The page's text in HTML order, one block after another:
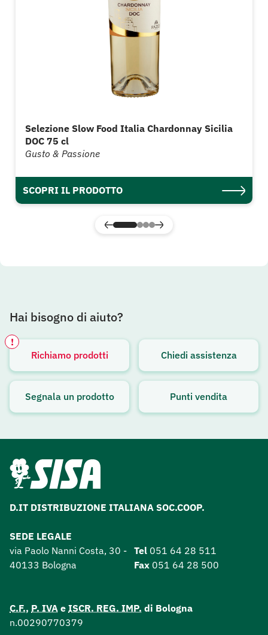
Selezione Slow Food Italia Chardonnay Sicilia
DOC 75 cl
Gusto & Passione
SCOPRI IL PRODOTTO
Hai bisogno di aiuto?
Richiamo prodotti
!
Avviso attivo
Chiedi assistenza
Segnala un prodotto Punti vendita
D.IT DISTRIBUZIONE ITALIANA SOC.COOP.
SEDE LEGALE
via Paolo Nanni Costa, 30 -
40133 Bologna
Tel 051 64 28 511
Fax 051 64 28 500
C.F., P. IVA e ISCR. REG. IMP. di Bologna
n.00290770379